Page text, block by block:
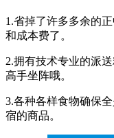
1.省掉了许多多余的
和成本费了。
2.拥有技术专业的派
高手坐阵哦。
3.各种各样食物确保
宿的商品。